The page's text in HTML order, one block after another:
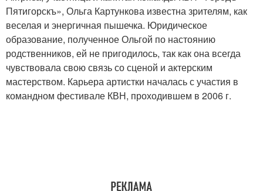
Пятигорскъ», Ольга Картункова известна зрителям, как
веселая и энергичная пышечка. Юридическое
образование, полученное Ольгой по настоянию
родственников, ей не пригодилось, так как она всегда
чувствовала свою связь со сценой и актерским
мастерством. Карьера артистки началась с участия в
командном фестивале КВН, проходившем в 2006 г.